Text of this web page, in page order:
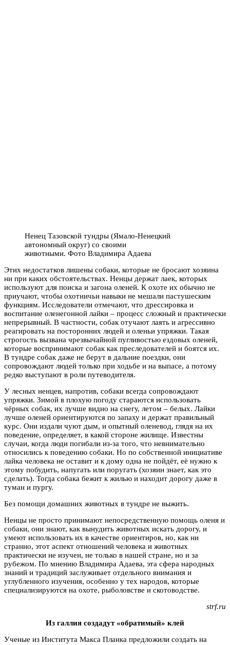
Ненец Тазовской тундры (Ямало-Ненецкий
автономный округ) со своими
животными. Фото Владимира Адаева
Этих недостатков лишены собаки, которые не бросают хозяина
ни при каких обстоятельствах. Ненцы держат лаек, которых
используют для поиска и загона оленей. К охоте их обычно не
приучают, чтобы охотничьи навыки не мешали пастушеским
функциям. Исследователи отмечают, что дрессировка и
воспитание оленегонной лайки – процесс сложный и практически
непрерывный. В частности, собак отучают лаять и агрессивно
реагировать на посторонних людей и оленьи упряжки. Такая
строгость вызвана чрезвычайной пугливостью ездовых оленей,
которые воспринимают собак как преследователей и боятся их.
В тундре собак даже не берут в дальние поездки, они
сопровождают людей только при ходьбе и на выпасе, а потому
редко выступают в роли путеводителя.
У лесных ненцев, напротив, собаки всегда сопровождают
упряжки. Зимой в плохую погоду стараются использовать
чёрных собак, их лучше видно на снегу, летом – белых. Лайки
лучше оленей ориентируются по запаху и держат правильный
курс. Они издали чуют дым, и опытный оленевод, глядя на их
поведение, определяет, в какой стороне жилище. Известны
случаи, когда люди погибали из-за того, что невнимательно
относились к поведению собаки. Но по собственной инициативе
лайка человека не оставит и к дому одна не пойдёт, её нужно к
этому побудить, напугать или поругать (хозяин знает, как это
сделать). Тогда собака бежит к жилью и находит дорогу даже в
туман и пургу.
Без помощи домашних животных в тундре не выжить.
Ненцы не просто принимают непосредственную помощь оленя и
собаки, они знают, как вынудить животных искать дорогу, и
умеют использовать их в качестве ориентиров, но, как ни
странно, этот аспект отношений человека и животных
практически не изучен, не только в нашей стране, но и за
рубежом. По мнению Владимира Адаева, эта сфера народных
знаний и традиций заслуживает отдельного внимания и
углубленного изучения, особенно у тех народов, которые
специализируются на охоте, рыболовстве и скотоводстве.
strf.ru
Из галлия создадут «обратимый» клей
Ученые из Института Макса Планка предложили создать на